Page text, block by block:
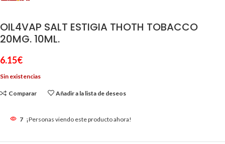
OIL4VAP SALT ESTIGIA THOTH TOBACCO
20MG. 10ML.
6.15€
Sin existencias
Comparar Añadir a la lista de deseos
7 ¡Personas viendo este producto ahora!